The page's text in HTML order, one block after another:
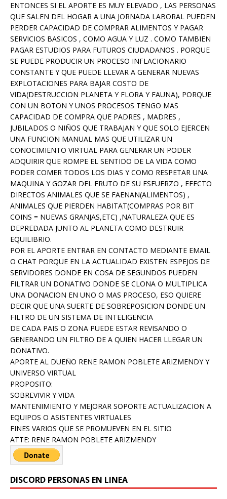
ENTONCES SI EL APORTE ES MUY ELEVADO , LAS PERSONAS
QUE SALEN DEL HOGAR A UNA JORNADA LABORAL PUEDEN
PERDER CAPACIDAD DE COMPRAR ALIMENTOS Y PAGAR
SERVICIOS BASICOS , COMO AGUA Y LUZ . COMO TAMBIEN
PAGAR ESTUDIOS PARA FUTUROS CIUDADANOS . PORQUE
SE PUEDE PRODUCIR UN PROCESO INFLACIONARIO
CONSTANTE Y QUE PUEDE LLEVAR A GENERAR NUEVAS
EXPLOTACIONES PARA BAJAR COSTO DE
VIDA(DESTRUCCION PLANETA Y FLORA Y FAUNA), PORQUE
CON UN BOTON Y UNOS PROCESOS TENGO MAS
CAPACIDAD DE COMPRA QUE PADRES , MADRES ,
JUBILADOS O NIÑOS QUE TRABAJAN Y QUE SOLO EJERCEN
UNA FUNCION MANUAL MAS QUE UTILIZAR UN
CONOCIMIENTO VIRTUAL PARA GENERAR UN PODER
ADQUIRIR QUE ROMPE EL SENTIDO DE LA VIDA COMO
PODER COMER TODOS LOS DIAS Y COMO RESPETAR UNA
MAQUINA Y GOZAR DEL FRUTO DE SU ESFUERZO , EFECTO
DIRECTOS ANIMALES QUE SE FAENAN(ALIMENTOS) ,
ANIMALES QUE PIERDEN HABITAT(COMPRAS POR BIT
COINS = NUEVAS GRANJAS,ETC) ,NATURALEZA QUE ES
DEPREDADA JUNTO AL PLANETA COMO DESTRUIR
EQUILIBRIO.
POR EL APORTE ENTRAR EN CONTACTO MEDIANTE EMAIL
O CHAT PORQUE EN LA ACTUALIDAD EXISTEN ESPEJOS DE
SERVIDORES DONDE EN COSA DE SEGUNDOS PUEDEN
FILTRAR UN DONATIVO DONDE SE CLONA O MULTIPLICA
UNA DONACION EN UNO O MAS PROCESO, ESO QUIERE
DECIR QUE UNA SUERTE DE SOBREPOSICION DONDE UN
FILTRO DE UN SISTEMA DE INTELIGENCIA
DE CADA PAIS O ZONA PUEDE ESTAR REVISANDO O
GENERANDO UN FILTRO DE A QUIEN HACER LLEGAR UN
DONATIVO.
APORTE AL DUEÑO RENE RAMON POBLETE ARIZMENDY Y
UNIVERSO VIRTUAL
PROPOSITO:
SOBREVIVIR Y VIDA
MANTENIMIENTO Y MEJORAR SOPORTE ACTUALIZACION A
EQUIPOS O ASISTENTES VIRTUALES
FINES VARIOS QUE SE PROMUEVEN EN EL SITIO
ATTE: RENE RAMON POBLETE ARIZMENDY
DISCORD PERSONAS EN LINEA